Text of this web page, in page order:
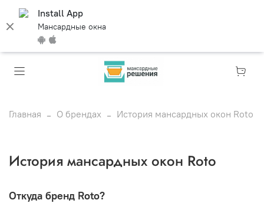
Install App
Мансардные окна
Главная О брендах История мансардных окон Roto
История мансардных окон Roto
Откуда бренд Roto?